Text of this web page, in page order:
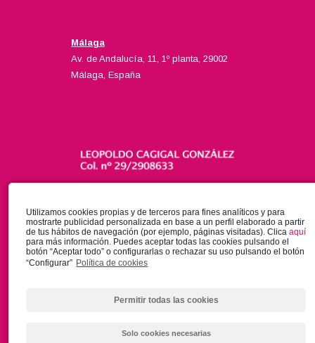
Málaga
Av. de Andalucía, 11, 1º planta, 29002
Málaga, España
Utilizamos cookies propias y de terceros para fines analíticos y para
mostrarte publicidad personalizada en base a un perfil elaborado a partir
de tus hábitos de navegación (por ejemplo, páginas visitadas). Clica aquí
para más información. Puedes aceptar todas las cookies pulsando el
botón “Aceptar todo” o configurarlas o rechazar su uso pulsando el botón
“Configurar” Política de cookies
Permitir todas las cookies
Solo cookies necesarias